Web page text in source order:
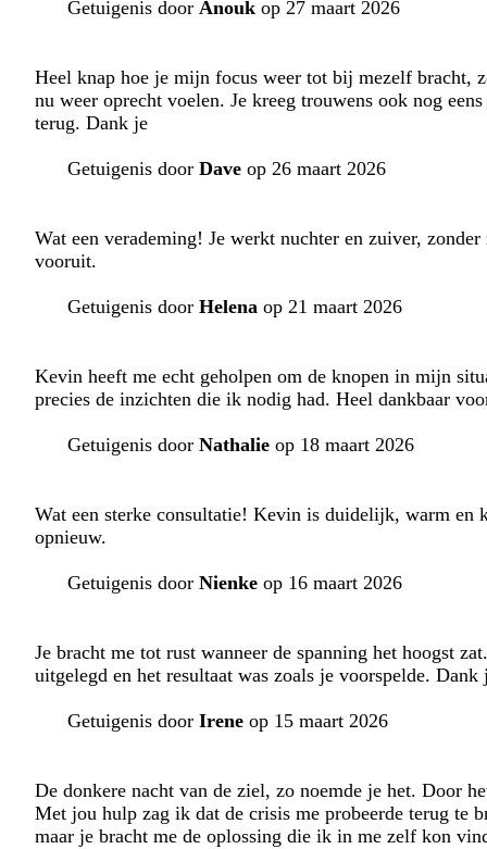
Getuigenis door Anouk op 27 maart 2026
Heel knap hoe je mijn focus weer tot bij mezelf bracht,
nu weer oprecht voelen. Je kreeg trouwens ook nog
terug. Dank je
Getuigenis door Dave op 26 maart 2026
Wat een verademing! Je werkt nuchter en zuiver,
vooruit.
Getuigenis door Helena op 21 maart 2026
Kevin heeft me echt geholpen om de knopen in mijn
precies de inzichten die ik nodig had. Heel dankbaar
Getuigenis door Nathalie op 18 maart 2026
Wat een sterke consultatie! Kevin is duidelijk, warm
opnieuw.
Getuigenis door Nienke op 16 maart 2026
Je bracht me tot rust wanneer de spanning het hoogst
uitgelegd en het resultaat was zoals je voorspelde.
Getuigenis door Irene op 15 maart 2026
De donkere nacht van de ziel, zo noemde je het. Door
Met jou hulp zag ik dat de crisis me probeerde terug te
maar je bracht me de oplossing die ik in me zelf kon